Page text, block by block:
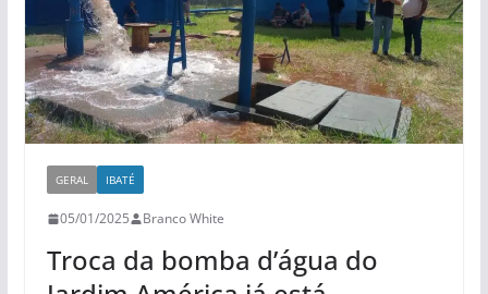
GERAL IBATÉ
05/01/2025 Branco White
Troca da bomba d’água do